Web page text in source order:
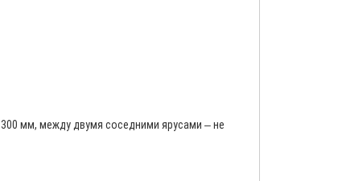
мм, между двумя соседними ярусами ‒ не